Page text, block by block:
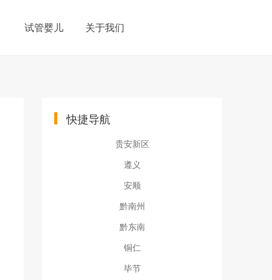
试管婴儿 关于我们
快捷导航
贵安新区
遵义
安顺
黔南州
黔东南
铜仁
毕节